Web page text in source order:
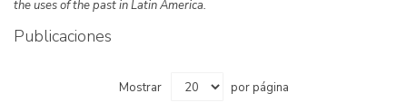
the uses of the past in Latin America.
Publicaciones
Mostrar por página